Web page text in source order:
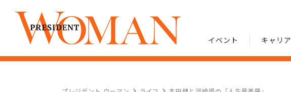
イベント キャリア